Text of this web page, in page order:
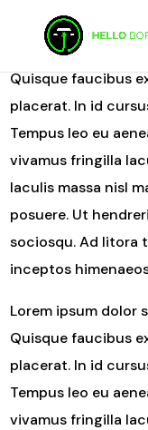
Lorem ipsum
Quisque faucibus
placerat. In id
Tempus leo eu
vivamus fringilla
Iaculis massa nisl
posuere. Ut
sociosqu. Ad litora
inceptos
Lorem ipsum dolor
Quisque faucibus
placerat. In id
Tempus leo eu
vivamus fringilla